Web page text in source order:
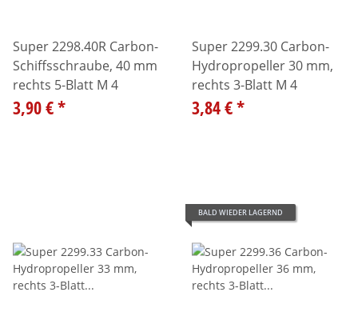
Super 2298.40R Carbon-
Schiffsschraube, 40 mm
rechts 5-Blatt M 4
3,90 €*
Super 2299.30 Carbon-
Hydropropeller 30 mm,
rechts 3-Blatt M 4
3,84 €*
BALD WIEDER LAGERND